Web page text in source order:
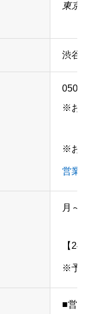
東京
渋谷
050-
※お
※お
営業
月～
【24
※予
■営業